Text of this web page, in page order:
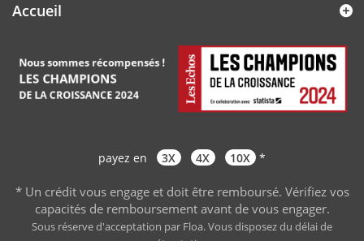
Accueil
payez en 3X 4X 10X *
* Un crédit vous engage et doit être remboursé. Vérifiez vos
capacités de remboursement avant de vous engager.
Sous réserve d'acceptation par Floa. Vous disposez du délai de